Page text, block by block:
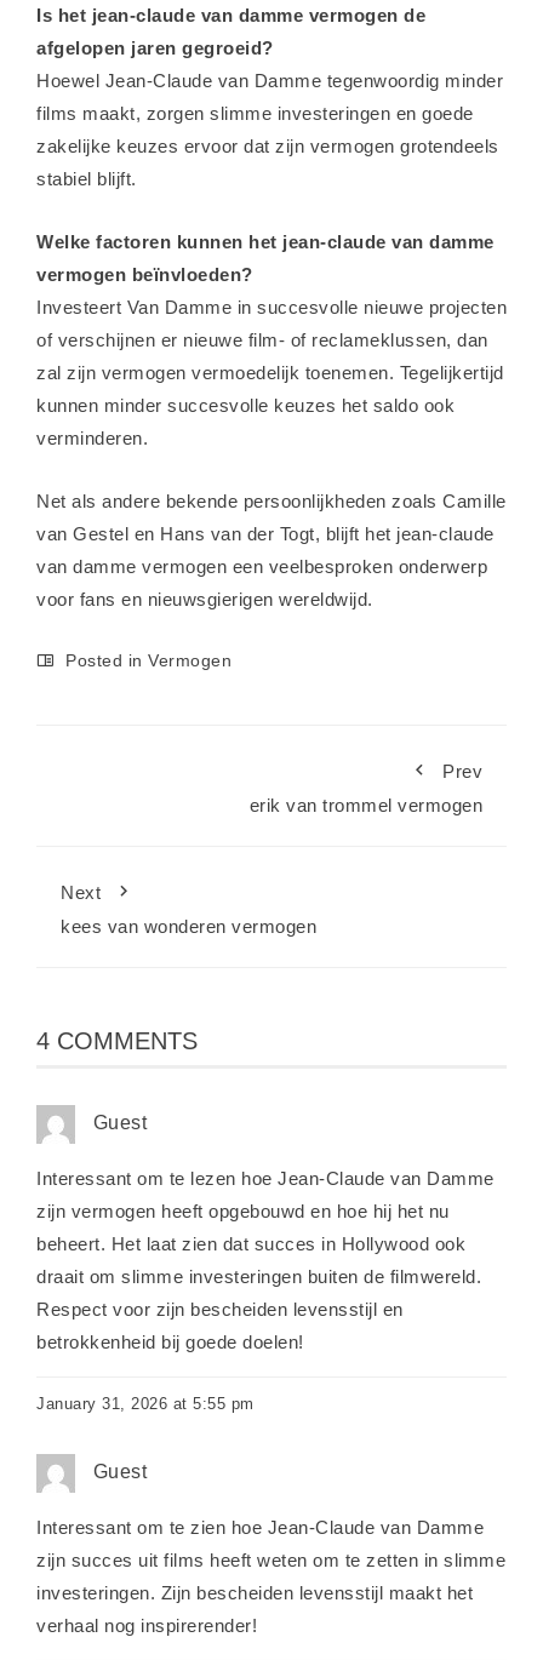
Is het jean-claude van damme vermogen de
afgelopen jaren gegroeid?
Hoewel Jean-Claude van Damme tegenwoordig minder
films maakt, zorgen slimme investeringen en goede
zakelijke keuzes ervoor dat zijn vermogen grotendeels
stabiel blijft.
Welke factoren kunnen het jean-claude van damme
vermogen beïnvloeden?
Investeert Van Damme in succesvolle nieuwe projecten
of verschijnen er nieuwe film- of reclameklussen, dan
zal zijn vermogen vermoedelijk toenemen. Tegelijkertijd
kunnen minder succesvolle keuzes het saldo ook
verminderen.
Net als andere bekende persoonlijkheden zoals Camille
van Gestel en Hans van der Togt, blijft het jean-claude
van damme vermogen een veelbesproken onderwerp
voor fans en nieuwsgierigen wereldwijd.
Posted in Vermogen
Prev
erik van trommel vermogen
Next
kees van wonderen vermogen
4 COMMENTS
Guest
Interessant om te lezen hoe Jean-Claude van Damme
zijn vermogen heeft opgebouwd en hoe hij het nu
beheert. Het laat zien dat succes in Hollywood ook
draait om slimme investeringen buiten de filmwereld.
Respect voor zijn bescheiden levensstijl en
betrokkenheid bij goede doelen!
January 31, 2026 at 5:55 pm
Guest
Interessant om te zien hoe Jean-Claude van Damme
zijn succes uit films heeft weten om te zetten in slimme
investeringen. Zijn bescheiden levensstijl maakt het
verhaal nog inspirerender!